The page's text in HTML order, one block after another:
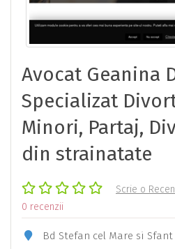
Avocat Geanina
Specializat
Minori, Partaj,
din strainatate
Scrie o
0 recenzii
Bd Stefan cel Mare si Sfant